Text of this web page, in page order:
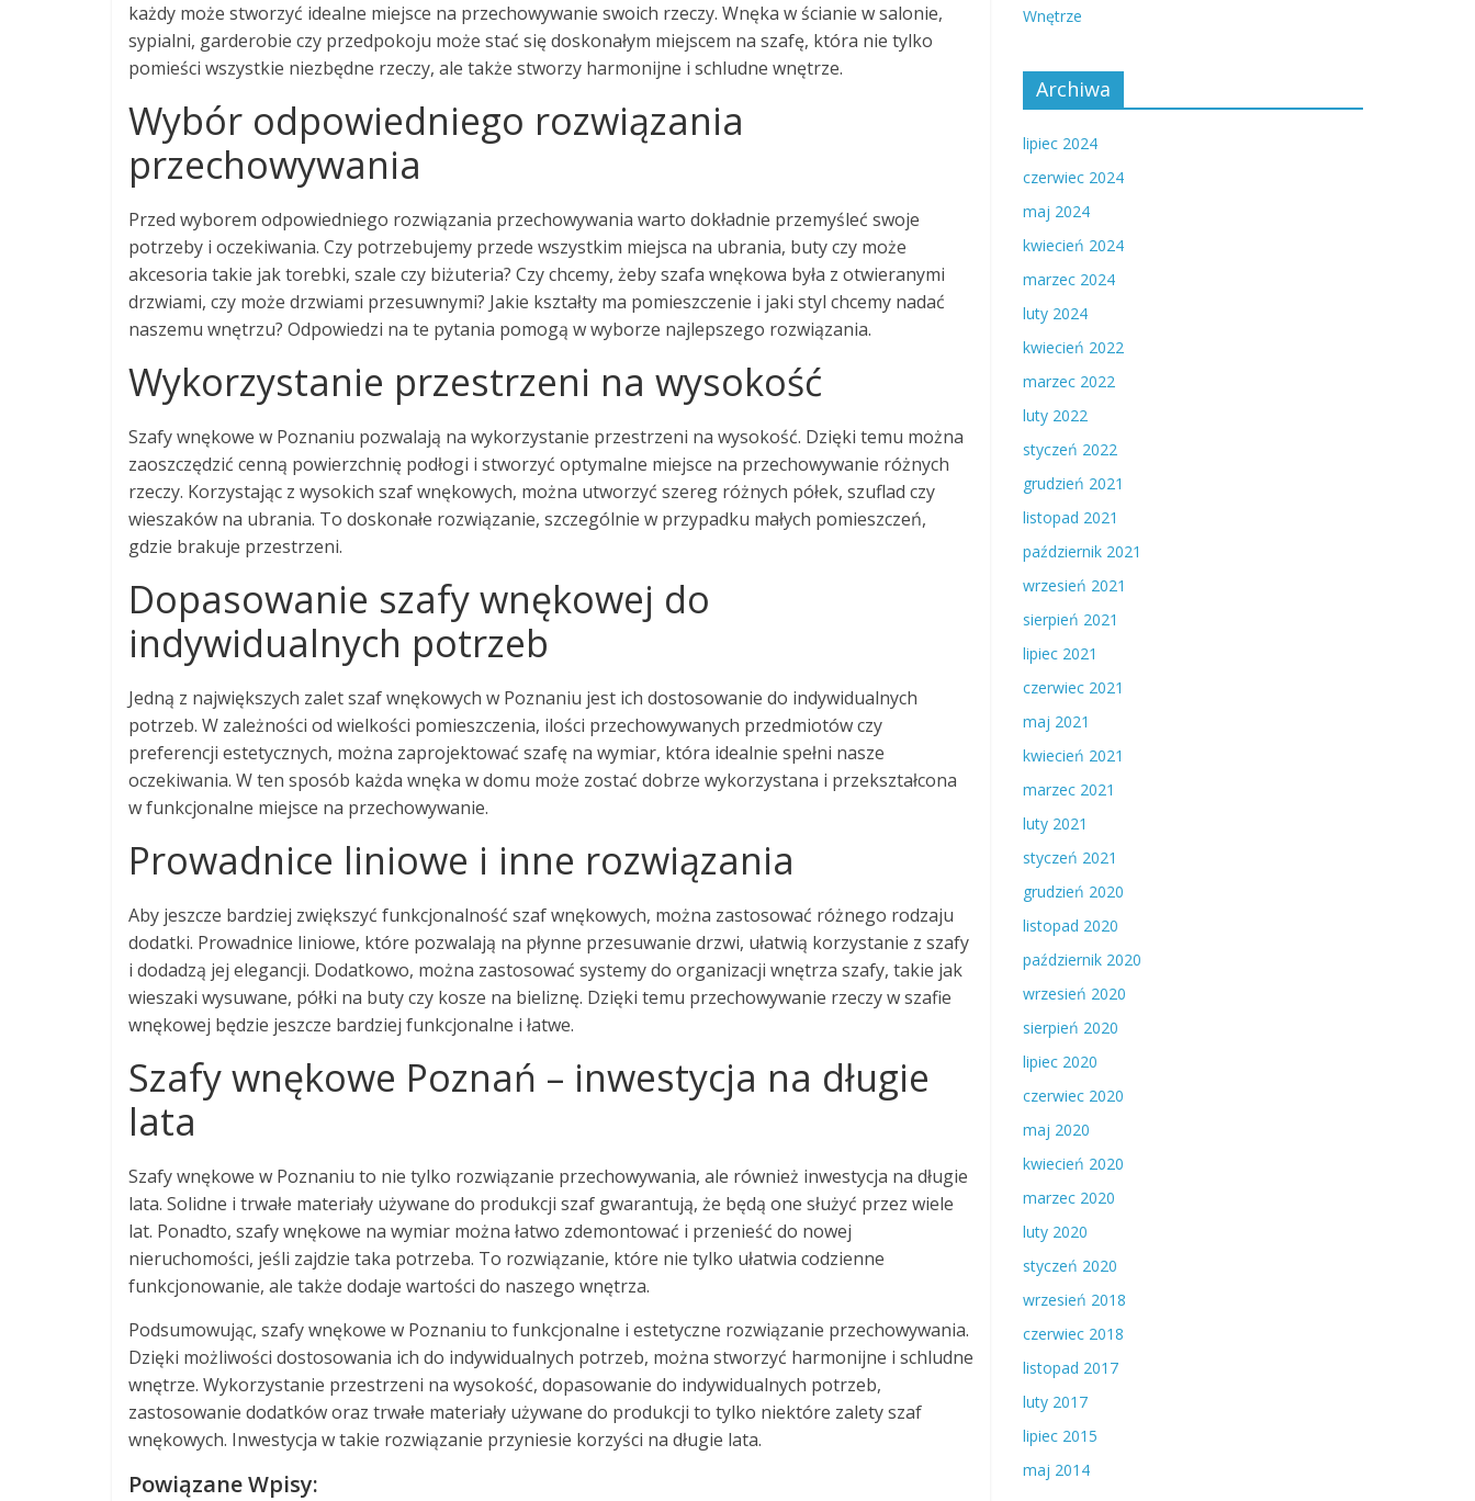
każdy może stworzyć idealne miejsce na przechowywanie swoich rzeczy. Wnęka w ścianie w salonie,
sypialni, garderobie czy przedpokoju może stać się doskonałym miejscem na szafę, która nie tylko
pomieści wszystkie niezbędne rzeczy, ale także stworzy harmonijne i schludne wnętrze.
Wybór odpowiedniego rozwiązania
przechowywania
Przed wyborem odpowiedniego rozwiązania przechowywania warto dokładnie przemyśleć swoje
potrzeby i oczekiwania. Czy potrzebujemy przede wszystkim miejsca na ubrania, buty czy może
akcesoria takie jak torebki, szale czy biżuteria? Czy chcemy, żeby szafa wnękowa była z otwieranymi
drzwiami, czy może drzwiami przesuwnymi? Jakie kształty ma pomieszczenie i jaki styl chcemy nadać
naszemu wnętrzu? Odpowiedzi na te pytania pomogą w wyborze najlepszego rozwiązania.
Wykorzystanie przestrzeni na wysokość
Szafy wnękowe w Poznaniu pozwalają na wykorzystanie przestrzeni na wysokość. Dzięki temu można
zaoszczędzić cenną powierzchnię podłogi i stworzyć optymalne miejsce na przechowywanie różnych
rzeczy. Korzystając z wysokich szaf wnękowych, można utworzyć szereg różnych półek, szuflad czy
wieszaków na ubrania. To doskonałe rozwiązanie, szczególnie w przypadku małych pomieszczeń,
gdzie brakuje przestrzeni.
Dopasowanie szafy wnękowej do
indywidualnych potrzeb
Jedną z największych zalet szaf wnękowych w Poznaniu jest ich dostosowanie do indywidualnych
potrzeb. W zależności od wielkości pomieszczenia, ilości przechowywanych przedmiotów czy
preferencji estetycznych, można zaprojektować szafę na wymiar, która idealnie spełni nasze
oczekiwania. W ten sposób każda wnęka w domu może zostać dobrze wykorzystana i przekształcona
w funkcjonalne miejsce na przechowywanie.
Prowadnice liniowe i inne rozwiązania
Aby jeszcze bardziej zwiększyć funkcjonalność szaf wnękowych, można zastosować różnego rodzaju
dodatki. Prowadnice liniowe, które pozwalają na płynne przesuwanie drzwi, ułatwią korzystanie z szafy
i dodadzą jej elegancji. Dodatkowo, można zastosować systemy do organizacji wnętrza szafy, takie jak
wieszaki wysuwane, półki na buty czy kosze na bieliznę. Dzięki temu przechowywanie rzeczy w szafie
wnękowej będzie jeszcze bardziej funkcjonalne i łatwe.
Szafy wnękowe Poznań – inwestycja na długie
lata
Szafy wnękowe w Poznaniu to nie tylko rozwiązanie przechowywania, ale również inwestycja na długie
lata. Solidne i trwałe materiały używane do produkcji szaf gwarantują, że będą one służyć przez wiele
lat. Ponadto, szafy wnękowe na wymiar można łatwo zdemontować i przenieść do nowej
nieruchomości, jeśli zajdzie taka potrzeba. To rozwiązanie, które nie tylko ułatwia codzienne
funkcjonowanie, ale także dodaje wartości do naszego wnętrza.
Podsumowując, szafy wnękowe w Poznaniu to funkcjonalne i estetyczne rozwiązanie przechowywania.
Dzięki możliwości dostosowania ich do indywidualnych potrzeb, można stworzyć harmonijne i schludne
wnętrze. Wykorzystanie przestrzeni na wysokość, dopasowanie do indywidualnych potrzeb,
zastosowanie dodatków oraz trwałe materiały używane do produkcji to tylko niektóre zalety szaf
wnękowych. Inwestycja w takie rozwiązanie przyniesie korzyści na długie lata.
Powiązane Wpisy:
Wnętrze
Archiwa
lipiec 2024
czerwiec 2024
maj 2024
kwiecień 2024
marzec 2024
luty 2024
kwiecień 2022
marzec 2022
luty 2022
styczeń 2022
grudzień 2021
listopad 2021
październik 2021
wrzesień 2021
sierpień 2021
lipiec 2021
czerwiec 2021
maj 2021
kwiecień 2021
marzec 2021
luty 2021
styczeń 2021
grudzień 2020
listopad 2020
październik 2020
wrzesień 2020
sierpień 2020
lipiec 2020
czerwiec 2020
maj 2020
kwiecień 2020
marzec 2020
luty 2020
styczeń 2020
wrzesień 2018
czerwiec 2018
listopad 2017
luty 2017
lipiec 2015
maj 2014